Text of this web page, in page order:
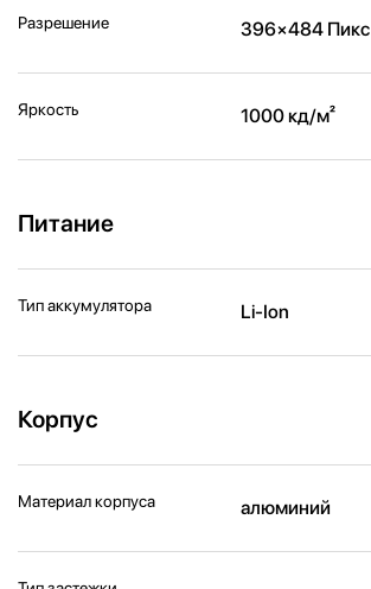
Разрешение 396×484 Пикс
Яркость 1000 кд/ м²
Питание
Тип аккумулятора Li-Ion
Корпус
Материал корпуса алюминий